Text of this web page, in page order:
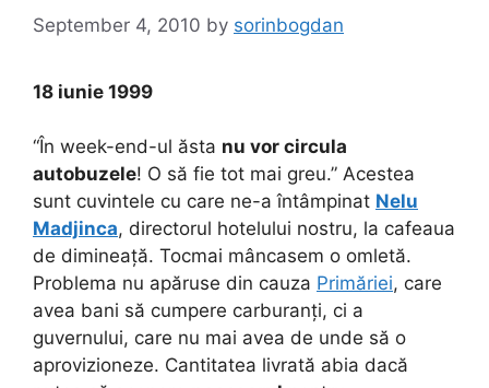
September 4, 2010 by sorinbogdan
18 iunie 1999
“În week-end-ul ăsta nu vor circula
autobuzele! O să fie tot mai greu.” Acestea
sunt cuvintele cu care ne-a întâmpinat Nelu
Madjinca, directorul hotelului nostru, la cafeaua
de dimineață. Tocmai mâncasem o omletă.
Problema nu apăruse din cauza Primăriei, care
avea bani să cumpere carburanți, ci a
guvernului, care nu mai avea de unde să o
aprovizioneze. Cantitatea livrată abia dacă